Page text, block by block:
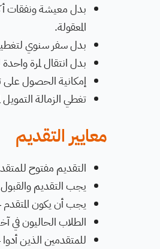
بدل معيشة ونفقات
المعقولة.
بدل سفر سنوي
بدل انتقال لمرة
إمكانية الحصول على
تغطي الزمالة التمويل لمدة تصل إلى 3
معايير التقديم
التقديم مفتوح
يجب التقديم
يجب أن يكون المتقدم حاصلًا على
الطلاب الحاليون في
للمتقدمين الذين